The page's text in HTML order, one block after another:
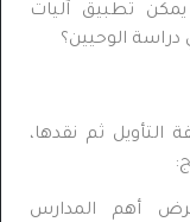
يمكن تطبيق آليات
دراسة الوحيين؟
ثم نقدها،
أهم المدارس